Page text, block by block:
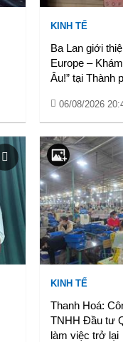
KINH TẾ
Ba Lan giới
Europe –
Âu!” tại Thành
06/08/2026
KINH TẾ
Thanh Hoá:
TNHH Đầu tư
làm việc trở lại